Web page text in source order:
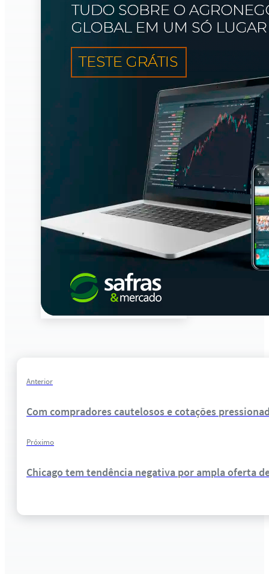
Anterior
Com compradores cautelosos e cotações
Próximo
Chicago tem tendência negativa por ampla oferta